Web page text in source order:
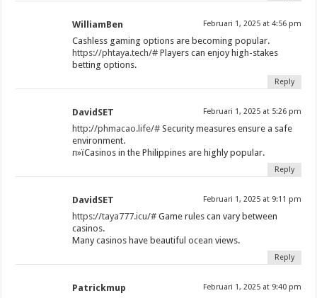
WilliamBen Februari 1, 2025 at 4:56 pm
Cashless gaming options are becoming popular.
https://phtaya.tech/# Players can enjoy high-stakes
betting options.
Reply
DavidSET Februari 1, 2025 at 5:26 pm
http://phmacao.life/# Security measures ensure a safe
environment.
п»їCasinos in the Philippines are highly popular.
Reply
DavidSET Februari 1, 2025 at 9:11 pm
https://taya777.icu/# Game rules can vary between
casinos.
Many casinos have beautiful ocean views.
Reply
Patrickmup Februari 1, 2025 at 9:40 pm